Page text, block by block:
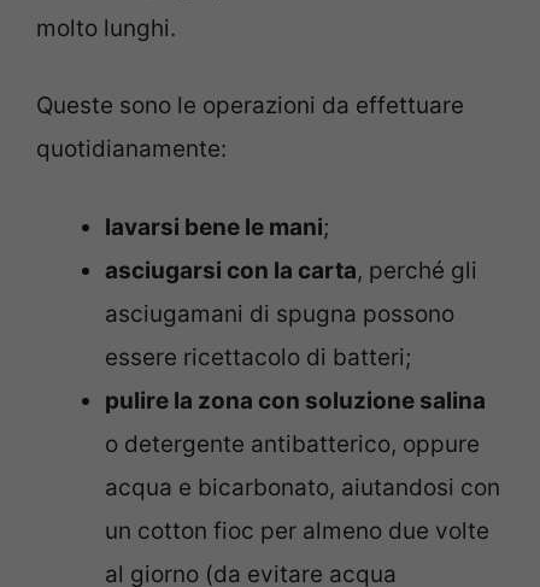
molto lunghi.
Queste sono le operazioni da effettuare
quotidianamente:
lavarsi bene le mani;
asciugarsi con la carta, perché gli
asciugamani di spugna possono
essere ricettacolo di batteri;
pulire la zona con soluzione salina
o detergente antibatterico, oppure
acqua e bicarbonato, aiutandosi con
un cotton fioc per almeno due volte
al giorno (da evitare acqua